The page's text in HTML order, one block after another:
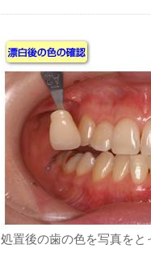
処置後の歯の色を写真をと